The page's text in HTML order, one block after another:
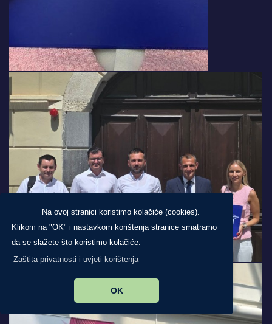
Na ovoj stranici koristimo kolačiće (cookies).
Klikom na "OK" i nastavkom korištenja stranice smatramo
da se slažete što koristimo kolačiće.
Zaštita privatnosti i uvjeti korištenja
OK